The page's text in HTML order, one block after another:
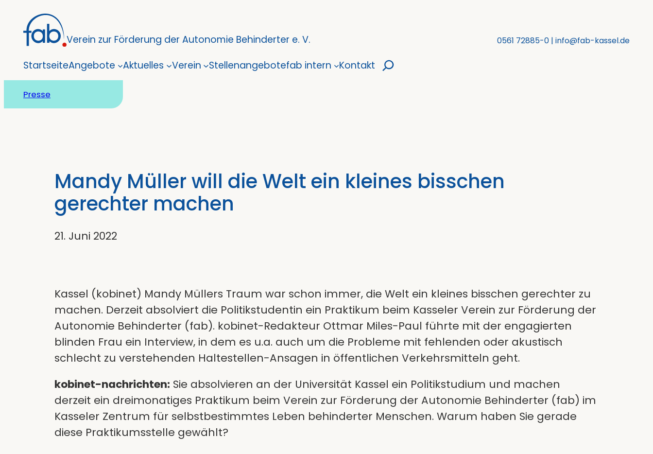
Inhalt
springen
Verein zur Förderung der Autonomie Behinderter e. V. 0561 72885-0 | info@fab-kassel.de
StartseiteAngebote Aktuelles Verein Stellenangebotefab intern Kontakt Suchen
Presse
Mandy Müller will die Welt ein kleines bisschen
gerechter machen
21. Juni 2022
Kassel (kobinet) Mandy Müllers Traum war schon immer, die Welt ein kleines bisschen gerechter zu
machen. Derzeit absolviert die Politikstudentin ein Praktikum beim Kasseler Verein zur Förderung der
Autonomie Behinderter (fab). kobinet-Redakteur Ottmar Miles-Paul führte mit der engagierten
blinden Frau ein Interview, in dem es u.a. auch um die Probleme mit fehlenden oder akustisch
schlecht zu verstehenden Haltestellen-Ansagen in öffentlichen Verkehrsmitteln geht.
kobinet-nachrichten: Sie absolvieren an der Universität Kassel ein Politikstudium und machen
derzeit ein dreimonatiges Praktikum beim Verein zur Förderung der Autonomie Behinderter (fab) im
Kasseler Zentrum für selbstbestimmtes Leben behinderter Menschen. Warum haben Sie gerade
diese Praktikumsstelle gewählt?